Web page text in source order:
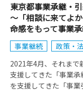
東京都事業承継・
～「相談に来てよ
命感をもって事業
事業継続
政策・
2021年4月、それまで
支援してきた「事業
を支援してきた「事